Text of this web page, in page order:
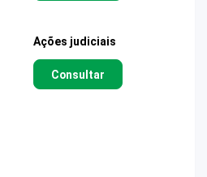
Ações judiciais
Consultar